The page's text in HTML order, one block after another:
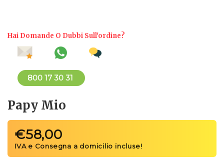
Hai Domande O Dubbi Sull'ordine?
800 17 30 31
Papy Mio
€58,00